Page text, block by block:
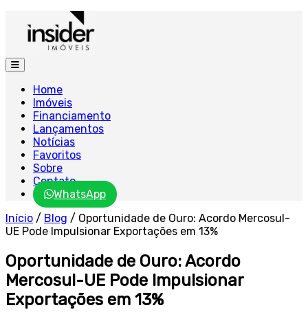
Home
Imóveis
Financiamento
Lançamentos
Notícias
Favoritos
Sobre
Contato
WhatsApp
Início / Blog / Oportunidade de Ouro: Acordo Mercosul-
UE Pode Impulsionar Exportações em 13%
Oportunidade de Ouro: Acordo
Mercosul-UE Pode Impulsionar
Exportações em 13%